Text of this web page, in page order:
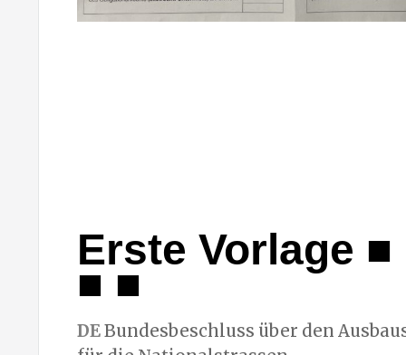
Erste Vorlage ■
■ ■
DEBundesbeschluss über den